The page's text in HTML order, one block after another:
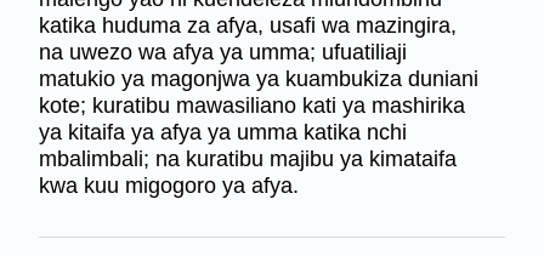
katika huduma za afya, usafi wa mazingira,
na uwezo wa afya ya umma; ufuatiliaji
matukio ya magonjwa ya kuambukiza duniani
kote; kuratibu mawasiliano kati ya mashirika
ya kitaifa ya afya ya umma katika nchi
mbalimbali; na kuratibu majibu ya kimataifa
kwa kuu migogoro ya afya.